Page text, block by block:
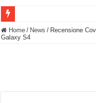
BASTA FATICARE! Questo robot
Home / News / Recensione
Galaxy S4